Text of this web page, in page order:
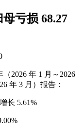
亏损 68.27
2026 年 1 月～2026
年 3 月）报告：
长 5.61%